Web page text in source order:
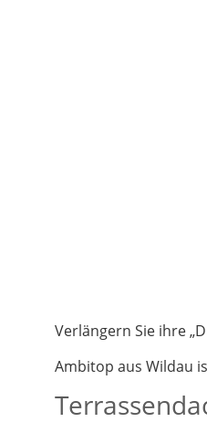
Verlängern Sie ihre
Ambitop aus Wildau